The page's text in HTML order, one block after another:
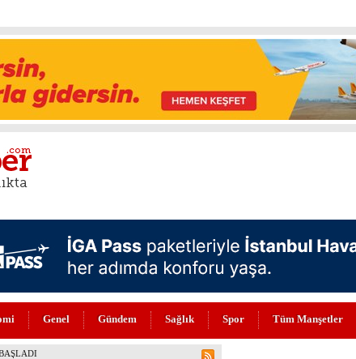
Genel Gündem Sağlık Spor Tüm Manşetler
(VİDEO)